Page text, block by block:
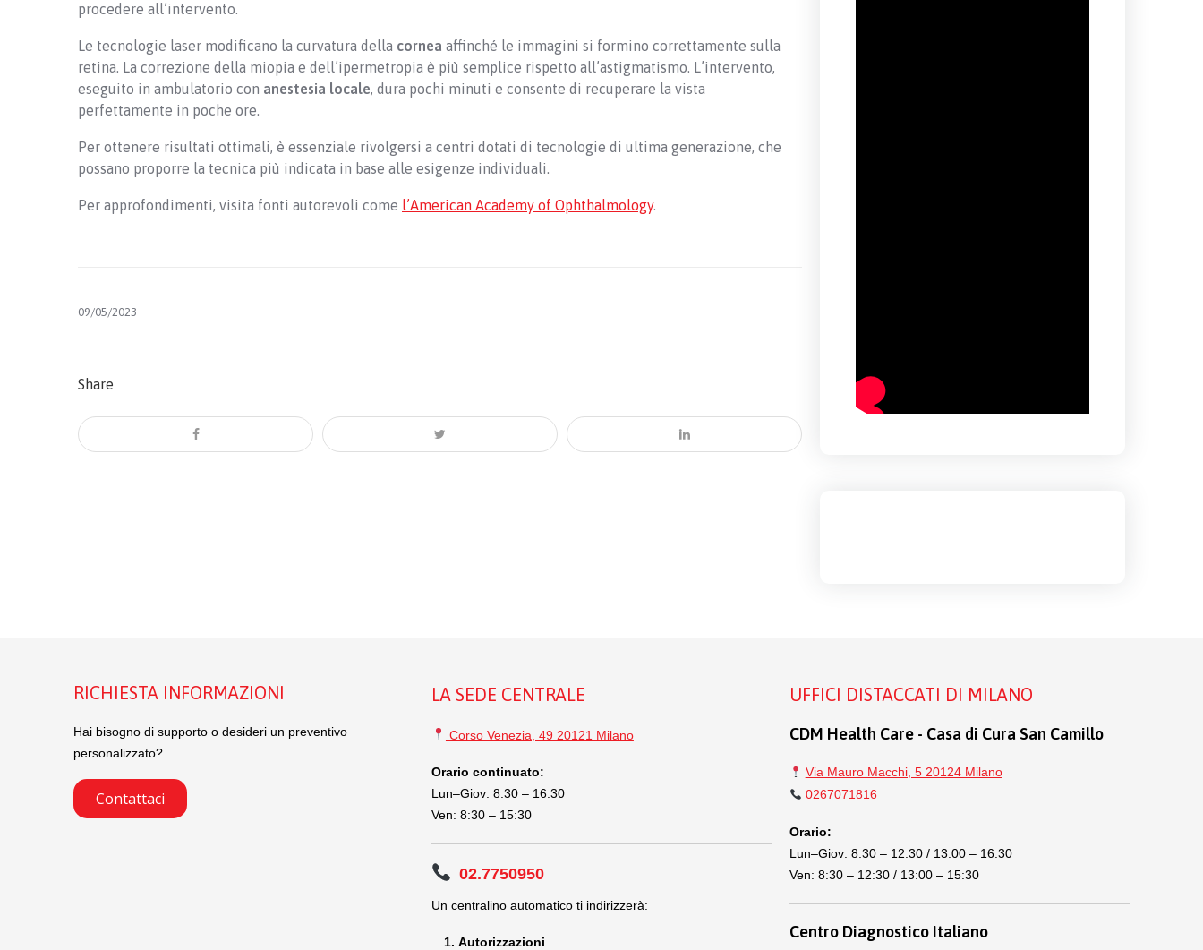
procedere all’intervento.
Le tecnologie laser modificano la curvatura della cornea affinché le immagini si formino correttamente sulla
retina. La correzione della miopia e dell’ipermetropia è più semplice rispetto all’astigmatismo. L’intervento,
eseguito in ambulatorio con anestesia locale, dura pochi minuti e consente di recuperare la vista
perfettamente in poche ore.
Per ottenere risultati ottimali, è essenziale rivolgersi a centri dotati di tecnologie di ultima generazione, che
possano proporre la tecnica più indicata in base alle esigenze individuali.
Per approfondimenti, visita fonti autorevoli come l’American Academy of Ophthalmology.
09/05/2023
Share
RICHIESTA INFORMAZIONI
Hai bisogno di supporto o desideri un preventivo
personalizzato?
Contattaci
LA SEDE CENTRALE
Corso Venezia, 49 20121 Milano
Orario continuato:
Lun–Giov: 8:30 – 16:30
Ven: 8:30 – 15:30
02.7750950
Un centralino automatico ti indirizzerà:
Autorizzazioni
UFFICI DISTACCATI DI MILANO
CDM Health Care - Casa di Cura San Camillo
Via Mauro Macchi, 5 20124 Milano
0267071816
Orario:
Lun–Giov: 8:30 – 12:30 / 13:00 – 16:30
Ven: 8:30 – 12:30 / 13:00 – 15:30
Centro Diagnostico Italiano